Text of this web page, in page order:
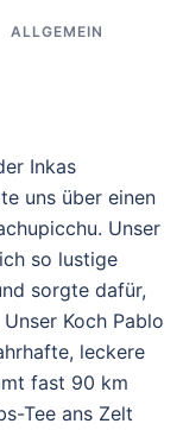
ALLGEMEIN
Inkas
uns über einen
Unser
so lustige
sorgte dafür,
Koch Pablo
leckere
fast 90 km
Tee ans Zelt